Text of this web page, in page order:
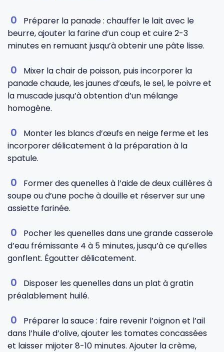
Préparer la panade : chauffer le lait avec le
beurre, ajouter la farine d’un coup et cuire 2-3
minutes en remuant jusqu’à obtenir une pâte lisse.
Mixer la chair de poisson, puis incorporer la
panade chaude, les jaunes d’œufs, le sel, le poivre et
la muscade jusqu’à obtention d’un mélange
homogène.
Monter les blancs d’œufs en neige ferme et les
incorporer délicatement à la préparation à la
spatule.
Former des quenelles à l’aide de deux cuillères à
soupe ou d’une poche à douille et réserver sur une
assiette farinée.
Pocher les quenelles dans une grande casserole
d’eau frémissante 4 à 5 minutes, jusqu’à ce qu’elles
gonflent. Égoutter délicatement.
Disposer les quenelles dans un plat à gratin
préalablement huilé.
Préparer la sauce : faire revenir l’oignon et l’ail
dans l’huile d’olive, ajouter les tomates concassées
et laisser mijoter 8-10 minutes. Ajouter la crème,